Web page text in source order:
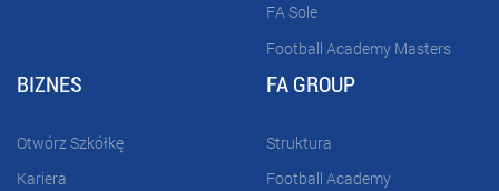
FA Sole
Football Academy Masters
BIZNES
Otwórz Szkółkę
Kariera
FA GROUP
Struktura
Football Academy